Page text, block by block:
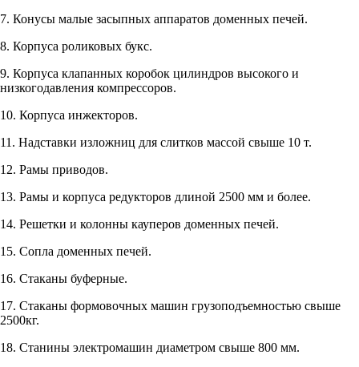
7. Конусы малые засыпных аппаратов доменных печей.
8. Корпуса роликовых букс.
9. Корпуса клапанных коробок цилиндров высокого и
низкогодавления компрессоров.
10. Корпуса инжекторов.
11. Надставки изложниц для слитков массой свыше 10 т.
12. Рамы приводов.
13. Рамы и корпуса редукторов длиной 2500 мм и более.
14. Решетки и колонны кауперов доменных печей.
15. Сопла доменных печей.
16. Стаканы буферные.
17. Стаканы формовочных машин грузоподъемностью свыше
2500кг.
18. Станины электромашин диаметром свыше 800 мм.